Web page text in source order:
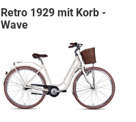
Retro 1929 mit Korb -
Wave